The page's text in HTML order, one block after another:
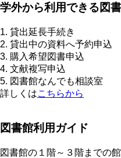
学外から利用できる図
1. 貸出延長手続き
2. 貸出中の資料へ予約申込
3. 購入希望図書申込
4. 文献複写申込
5. 図書館なんでも相談室
詳しくはこちらから
図書館利用ガイド
図書館の１階～３階までの